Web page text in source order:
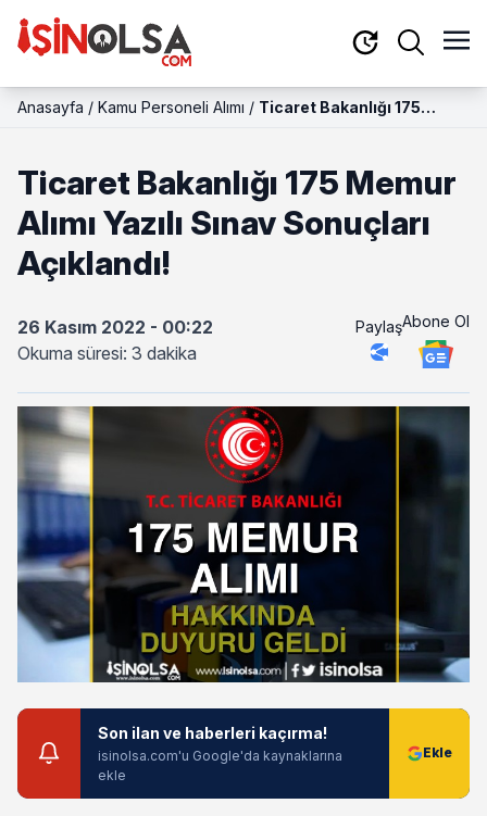
Anasayfa / Kamu Personeli Alımı / Ticaret Bakanlığı 175
Ticaret Bakanlığı 175 Memur
Alımı Yazılı Sınav Sonuçları
Açıklandı!
26 Kasım 2022 - 00:22
Okuma süresi: 3 dakika
PaylaşAbone Ol
Son ilan ve haberleri kaçırma!
isinolsa.com'u Google'da kaynaklarına
ekle